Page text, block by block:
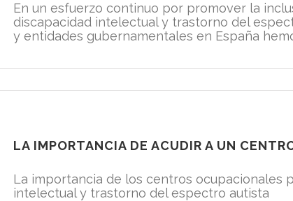
En un esfuerzo continuo por promover la
discapacidad intelectual y trastorno del
y entidades gubernamentales en España
LA IMPORTANCIA DE ACUDIR A UN
La importancia de los centros ocupacionales
intelectual y trastorno del espectro autista